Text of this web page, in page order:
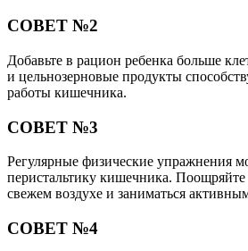
СОВЕТ №2
Добавьте в рацион ребенка больше
и цельнозерновые продукты
работы кишечника.
СОВЕТ №3
Регулярные физические упражнения
перистальтику кишечника. Поощряйте
свежем воздухе и заниматься
СОВЕТ №4